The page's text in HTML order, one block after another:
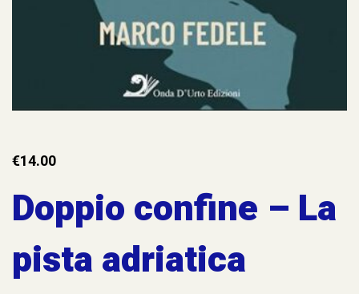
Doppio confine – La
pista adriatica
€14.00